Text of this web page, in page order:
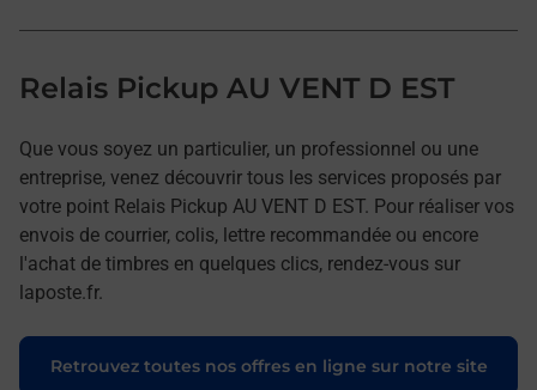
Relais Pickup AU VENT D EST
Que vous soyez un particulier, un professionnel ou une
entreprise, venez découvrir tous les services proposés par
votre point Relais Pickup AU VENT D EST. Pour réaliser vos
envois de courrier, colis, lettre recommandée ou encore
l'achat de timbres en quelques clics, rendez-vous sur
laposte.fr.
Retrouvez toutes nos offres en ligne sur notre site